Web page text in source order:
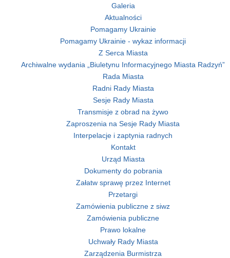
Galeria
Aktualności
Pomagamy Ukrainie
Pomagamy Ukrainie - wykaz informacji
Z Serca Miasta
Archiwalne wydania „Biuletynu Informacyjnego Miasta Radzyń”
Rada Miasta
Radni Rady Miasta
Sesje Rady Miasta
Transmisje z obrad na żywo
Zaproszenia na Sesje Rady Miasta
Interpelacje i zaptynia radnych
Kontakt
Urząd Miasta
Dokumenty do pobrania
Załatw sprawę przez Internet
Przetargi
Zamówienia publiczne z siwz
Zamówienia publiczne
Prawo lokalne
Uchwały Rady Miasta
Zarządzenia Burmistrza